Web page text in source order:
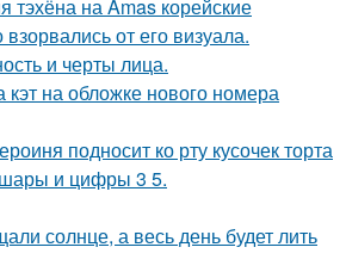
тэхёна на Amas корейские
от его визуала.
и черты лица.
на обложке нового номера
подносит ко рту кусочек торта
и цифры 3 5.
солнце, а весь день будет лить